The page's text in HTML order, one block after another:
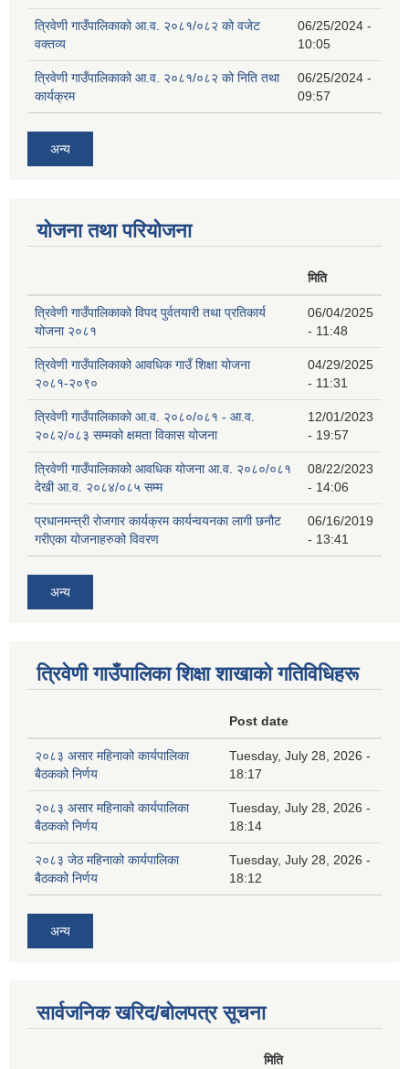
त्रिवेणी गाउँपालिकाको आ.व. २०८१/०८२ को वजेट
वक्तव्य
06/25/2024 -
10:05
त्रिवेणी गाउँपालिकाको आ.व. २०८१/०८२ को निति तथा
कार्यक्रम
06/25/2024 -
09:57
अन्य
योजना तथा परियोजना
मिति
त्रिवेणी गाउँपालिकाको विपद पुर्वतयारी तथा प्रतिकार्य
योजना २०८१
06/04/2025
- 11:48
त्रिवेणी गाउँपालिकाको आवधिक गाउँ शिक्षा योजना
२०८१-२०९०
04/29/2025
- 11:31
त्रिवेणी गाउँपालिकाको आ.व. २०८०/०८१ - आ.व.
२०८२/०८३ सम्मको क्षमता विकास योजना
12/01/2023
- 19:57
त्रिवेणी गाउँपालिकाको आवधिक योजना आ.व. २०८०/०८१
देखी आ.व. २०८४/०८५ सम्म
08/22/2023
- 14:06
प्रधानमन्त्री रोजगार कार्यक्रम कार्यन्वयनका लागी छनौट
गरीएका योजनाहरुको विवरण
06/16/2019
- 13:41
अन्य
त्रिवेणी गाउँपालिका शिक्षा शाखाकाे गतिविधिहरू
Post date
२०८३ असार महिनाको कार्यपालिका
बैठकको निर्णय
Tuesday, July 28, 2026 -
18:17
२०८३ असार महिनाको कार्यपालिका
बैठकको निर्णय
Tuesday, July 28, 2026 -
18:14
२०८३ जेठ महिनाको कार्यपालिका
बैठकको निर्णय
Tuesday, July 28, 2026 -
18:12
अन्य
सार्वजनिक खरिद/बोलपत्र सूचना
मिति